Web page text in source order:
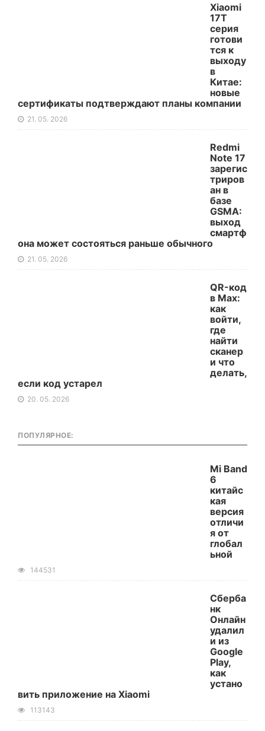
Xiaomi
17T
серия
готови
тся к
выходу
в
Китае:
новые
сертификаты подтверждают планы компании
21. 05. 2026
Redmi
Note 17
зарегис
триров
ан в
базе
GSMA:
выход
смартф
она может состояться раньше обычного
21. 05. 2026
QR-код
в Max:
как
войти,
где
найти
сканер
и что
делать,
если код устарел
20. 05. 2026
ПОПУЛЯРНОЕ:
Mi Band
6
китайс
кая
версия
отличи
я от
глобал
ьной
144531
Сберба
нк
Онлайн
удалил
и из
Google
Play,
как
устано
вить приложение на Xiaomi
113143